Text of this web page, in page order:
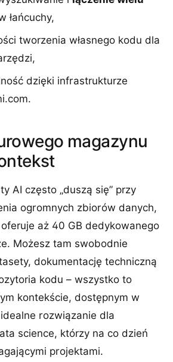
łańcuchy,
tworzenia własnego kodu dla
dzięki infrastrukturze
magazynu
AI często „duszą się” przy
ogromnych zbiorów danych,
aż 40 GB dedykowanego
Możesz tam swobodnie
dokumentację techniczną
kodu – wszystko to
kontekście, dostępnym w
rozwiązanie dla
science, którzy na co dzień
projektami.